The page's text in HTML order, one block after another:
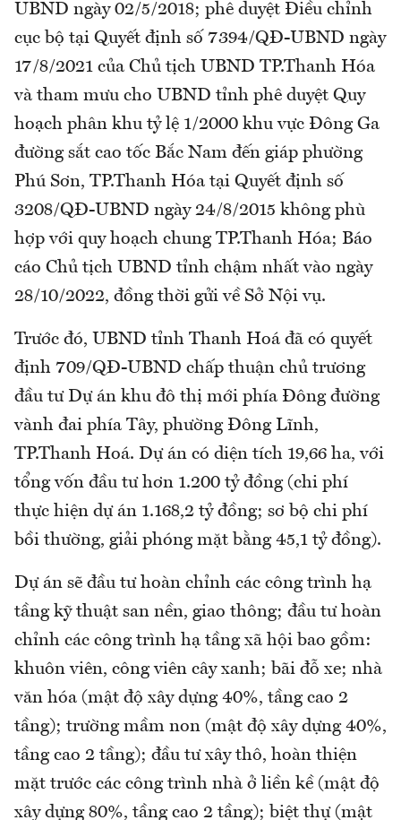
UBND ngày 02/5/2018; phê duyệt Điều chỉnh
cục bộ tại Quyết định số 7394/QĐ-UBND ngày
17/8/2021 của Chủ tịch UBND TP.Thanh Hóa
và tham mưu cho UBND tỉnh phê duyệt Quy
hoạch phân khu tỷ lệ 1/2000 khu vực Đông Ga
đường sắt cao tốc Bắc Nam đến giáp phường
Phú Sơn, TP.Thanh Hóa tại Quyết định số
3208/QĐ-UBND ngày 24/8/2015 không phù
hợp với quy hoạch chung TP.Thanh Hóa; Báo
cáo Chủ tịch UBND tỉnh chậm nhất vào ngày
28/10/2022, đồng thời gửi về Sở Nội vụ.
Trước đó, UBND tỉnh Thanh Hoá đã có quyết
định 709/QĐ-UBND chấp thuận chủ trương
đầu tư Dự án khu đô thị mới phía Đông đường
vành đai phía Tây, phường Đông Lĩnh,
TP.Thanh Hoá. Dự án có diện tích 19,66 ha, với
tổng vốn đầu tư hơn 1.200 tỷ đồng (chi phí
thực hiện dự án 1.168,2 tỷ đồng; sơ bộ chi phí
bồi thường, giải phóng mặt bằng 45,1 tỷ đồng).
Dự án sẽ đầu tư hoàn chỉnh các công trình hạ
tầng kỹ thuật san nền, giao thông; đầu tư hoàn
chỉnh các công trình hạ tầng xã hội bao gồm:
khuôn viên, công viên cây xanh; bãi đỗ xe; nhà
văn hóa (mật độ xây dựng 40%, tầng cao 2
tầng); trường mầm non (mật độ xây dựng 40%,
tầng cao 2 tầng); đầu tư xây thô, hoàn thiện
mặt trước các công trình nhà ở liền kề (mật độ
xây dựng 80%, tầng cao 2 tầng); biệt thự (mật